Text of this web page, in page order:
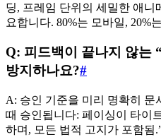
딩, 프레임 단위의 세밀한 애니
요합니다. 80%는 모바일, 20%
Q: 피드백이 끝나지 않는
방지하나요?#
A: 승인 기준을 미리 명확히 문
때 승인됩니다: 페이싱이 타이
하며, 모든 법적 고지가 포함됨